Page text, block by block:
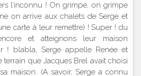
l’inconnu ! On grimpe, on grimpe
on arrive aux chalets de Serge et
carte à leur remettre) ! Super ! du
et atteignons leur maison
! blabla, Serge appelle Renée et
que Jacques Brel avait choisi
maison. (A savoir, Serge a connu